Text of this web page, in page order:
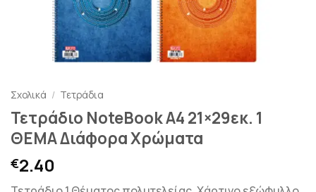
Σχολικά / Τετράδια
Τετράδιο NoteBook Α4 21×29εκ. 1
ΘΕΜΑ Διάφορα Χρώματα
€2.40